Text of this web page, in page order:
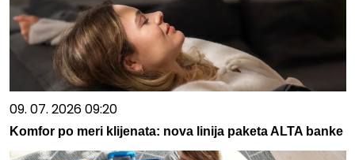
09. 07. 2026 09:20
Komfor po meri klijenata: nova linija paketa ALTA banke